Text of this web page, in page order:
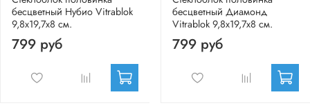
бесцветный Нубио Vitrablok
9,8x19,7x8 см.
799 руб
бесцветный Диамонд
Vitrablok 9,8x19,7x8 см.
799 руб